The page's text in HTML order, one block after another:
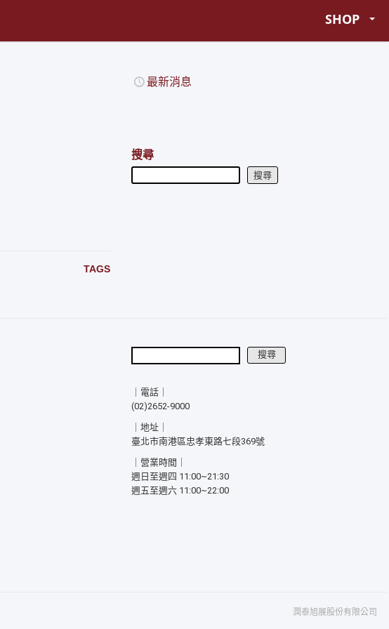
SHOP
TAGS
最新消息
搜尋
搜尋
搜尋
｜電話｜
(02)2652-9000
｜地址｜
臺北市南港區忠孝東路七段369號
｜營業時間｜
週日至週四 11:00~21:30
週五至週六 11:00~22:00
潤泰旭展股份有限公司